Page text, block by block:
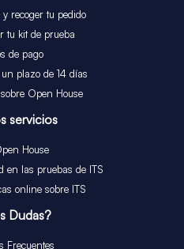
recoger tu pedido
tu kit de prueba
de pago
plazo de 14 días
Open House
servicios​
House
en las pruebas de ITS
online sobre ITS
Dudas?
Frecuentes